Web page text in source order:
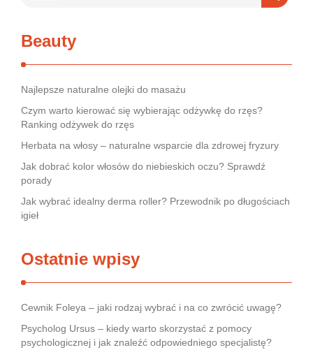
Beauty
Najlepsze naturalne olejki do masażu
Czym warto kierować się wybierając odżywkę do rzęs?
Ranking odżywek do rzęs
Herbata na włosy – naturalne wsparcie dla zdrowej fryzury
Jak dobrać kolor włosów do niebieskich oczu? Sprawdź
porady
Jak wybrać idealny derma roller? Przewodnik po długościach
igieł
Ostatnie wpisy
Cewnik Foleya – jaki rodzaj wybrać i na co zwrócić uwagę?
Psycholog Ursus – kiedy warto skorzystać z pomocy
psychologicznej i jak znaleźć odpowiedniego specjalistę?